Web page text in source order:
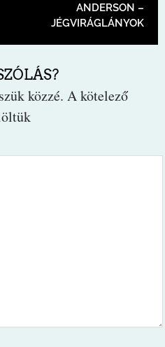
ANDERSON –
JÉGVIRÁGLÁNYOK
közzé. A kötelező